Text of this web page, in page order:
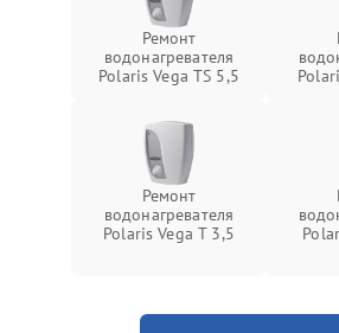
Ремонт
водонагревателя
Polaris Vega TS 5,5
Ремонт
водонагревателя
Polaris Vega T 3,5